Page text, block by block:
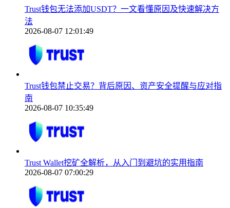
Trust钱包无法添加USDT？一文看懂原因及快速解决方
法
2026-08-07 12:01:49
Trust钱包禁止交易？背后原因、资产安全提醒与应对指
南
2026-08-07 10:35:49
Trust Wallet挖矿全解析，从入门到避坑的实用指南
2026-08-07 07:00:29